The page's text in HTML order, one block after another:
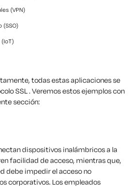
(VPN)
(SSO)
todas estas aplicaciones se
SSL . Veremos estos ejemplos con
sección:
dispositivos inalámbricos a la
facilidad de acceso, mientras que,
debe impedir el acceso no
corporativos. Los empleados